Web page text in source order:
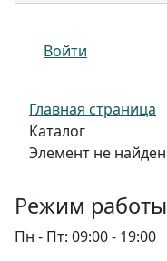
Войти
Главная страница
Каталог
Элемент не найден
Режим работы
Пн - Пт: 09:00 - 19:00